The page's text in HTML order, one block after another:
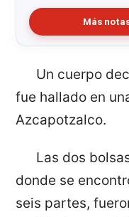
Más
Un cuerpo
fue hallado en
Azcapotzalco.
Las dos
donde se
seis partes,